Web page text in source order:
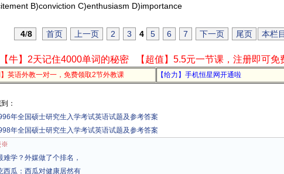
B)conviction C)enthusiasm D)importance
4/8 首页 上一页 2 3 4 5 6 7 下一页 尾页 本栏
【牛】2天记住4000单词的秘密 【超值】5.5元一节课，注册即可免
】英语外教一对一，免费领取2节外教课 【给力】手机恒星网开通啦
：
年全国硕士研究生入学考试英语试题及参考答案
年全国硕士研究生入学考试英语试题及参考答案
※
难学？外媒做了个排名，
西瓜：西瓜对健康居然有